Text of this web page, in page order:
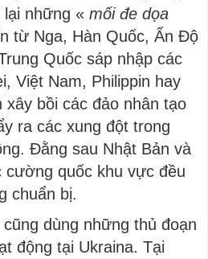
những « mối đe dọa
từ Nga, Hàn Quốc, Ấn Độ
Quốc sáp nhập các
Việt Nam, Philippin hay
xây bồi các đảo nhân tạo
ra các xung đột trong
Đằng sau Nhật Bản và
cường quốc khu vực đều
chuẩn bị.
dùng những thủ đoạn
động tại Ukraina. Tại